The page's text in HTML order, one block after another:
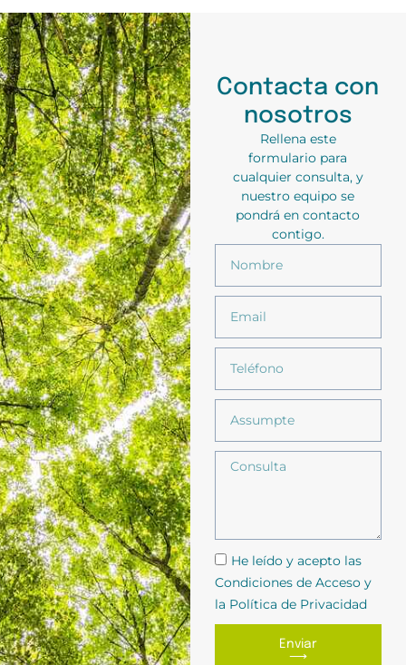
Contacta con
nosotros
Rellena este
formulario para
cualquier consulta, y
nuestro equipo se
pondrá en contacto
contigo.
He leído y acepto las
Condiciones de Acceso y
la Política de Privacidad
Enviar
⟶